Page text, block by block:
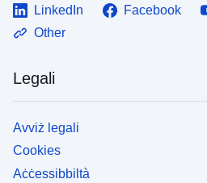
LinkedIn Facebook
Other
Legali
Avviż legali
Cookies
Aċċessibbiltà